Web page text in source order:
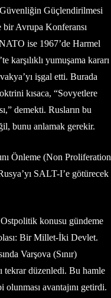
Güvenliğin Güçlendirilmesi
bir Avrupa Konferansı
ise 1967’de Harmel
karşılıklı yumuşama kararı
işgal etti. Burada
kısaca, “Sovyetlere
demekti. Rusların bu
bunu anlamak gerekir.
Önleme (Non Proliferation
SALT-I’e götürecek
konusu gündeme
Bir Millet-İki Devlet.
Varşova (Sınır)
tekrar düzenledi. Bu hamle
avantajını getirdi.